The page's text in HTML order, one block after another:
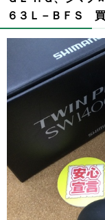
６３Ｌ－ＢＦＳ 買